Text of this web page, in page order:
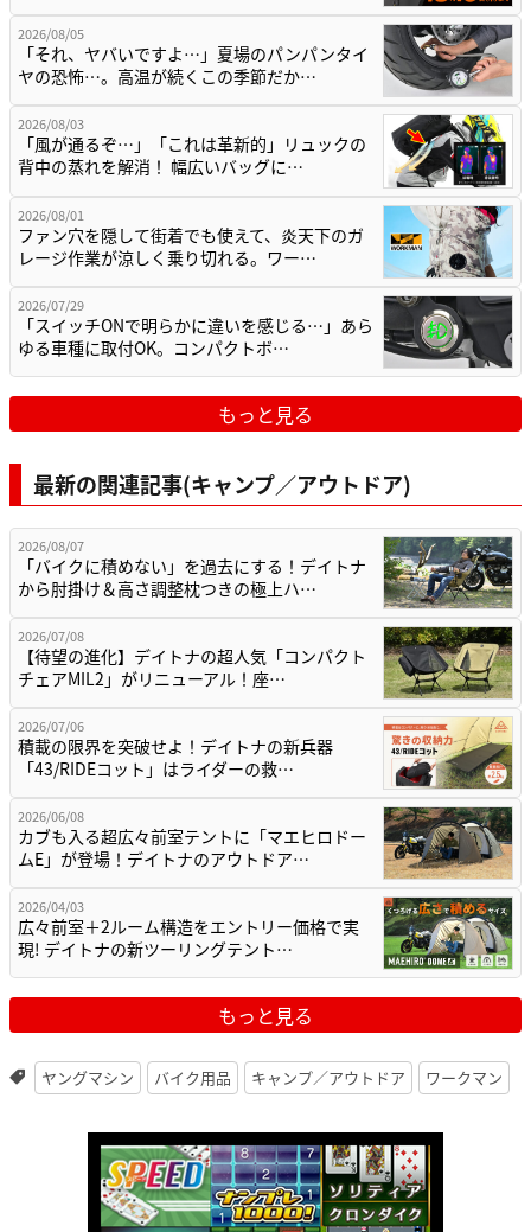
2026/08/05
「それ、ヤバいですよ…」夏場のパンパンタイ
ヤの恐怖…。高温が続くこの季節だか…
2026/08/03
「風が通るぞ…」「これは革新的」リュックの
背中の蒸れを解消！ 幅広いバッグに…
2026/08/01
ファン穴を隠して街着でも使えて、炎天下のガ
レージ作業が涼しく乗り切れる。ワー…
2026/07/29
「スイッチONで明らかに違いを感じる…」あら
ゆる車種に取付OK。コンパクトボ…
もっと見る
最新の関連記事(キャンプ／アウトドア)
2026/08/07
「バイクに積めない」を過去にする！デイトナ
から肘掛け＆高さ調整枕つきの極上ハ…
2026/07/08
【待望の進化】デイトナの超人気「コンパクト
チェアMIL2」がリニューアル！座…
2026/07/06
積載の限界を突破せよ！デイトナの新兵器
「43/RIDEコット」はライダーの救…
2026/06/08
カブも入る超広々前室テントに「マエヒロドー
ムE」が登場！デイトナのアウトドア…
2026/04/03
広々前室＋2ルーム構造をエントリー価格で実
現! デイトナの新ツーリングテント…
もっと見る
ヤングマシン バイク用品 キャンプ／アウトドア ワークマン